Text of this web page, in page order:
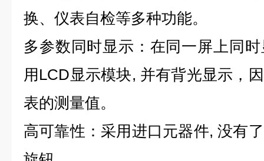
换、仪表自检等多种功能。
多参数同时显示：在同一屏上同
用LCD显示模块, 并有背光显示，
表的测量值。
高可靠性：采用进口元器件, 没有